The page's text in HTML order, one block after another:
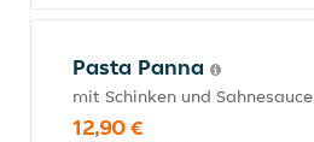
Pasta Panna
mit Schinken und Sahnesauce
12,90 €